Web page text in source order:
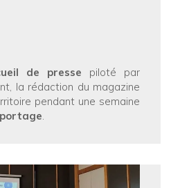
de presse piloté par
la rédaction du magazine
pendant une semaine
.